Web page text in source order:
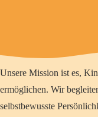
Unsere Mission ist es,
ermöglichen. Wir
selbstbewusste